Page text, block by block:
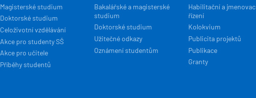
Magisterské studium
Doktorské studium
Celoživotní vzdělávání
Akce pro studenty SŠ
Akce pro učitele
Příběhy studentů
Bakalářské a magisterské
studium
Doktorské studium
Užitečné odkazy
Oznámení studentům
Habilitační a
řízení
Kolokvium
Publicita projektů
Publikace
Granty